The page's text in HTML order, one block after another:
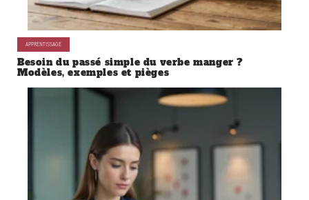
APPRENTISSAGE
Besoin du passé simple du verbe manger ?
Modèles, exemples et pièges